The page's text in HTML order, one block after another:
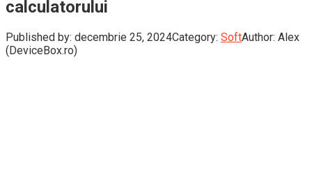
calculatorului
Published by: decembrie 25, 2024Category: SoftAuthor: Alex
(DeviceBox.ro)